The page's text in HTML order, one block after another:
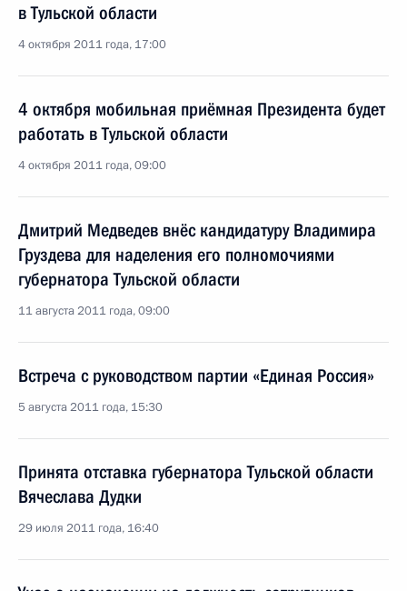
в Тульской области
4 октября 2011 года, 17:00
4 октября мобильная приёмная Президента будет
работать в Тульской области
4 октября 2011 года, 09:00
Дмитрий Медведев внёс кандидатуру Владимира
Груздева для наделения его полномочиями
губернатора Тульской области
11 августа 2011 года, 09:00
Встреча с руководством партии «Единая Россия»
5 августа 2011 года, 15:30
Принята отставка губернатора Тульской области
Вячеслава Дудки
29 июля 2011 года, 16:40